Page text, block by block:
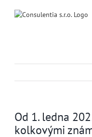
Od 1. ledna
kolkovými